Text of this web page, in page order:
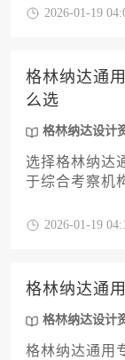
通过精准预审
2026-01-19
格林纳达通
么选
格林纳达设计
选择格林纳达
于综合考察机
资质代办业务
2026-01-19
格林纳达通
格林纳达设计
格林纳达通用